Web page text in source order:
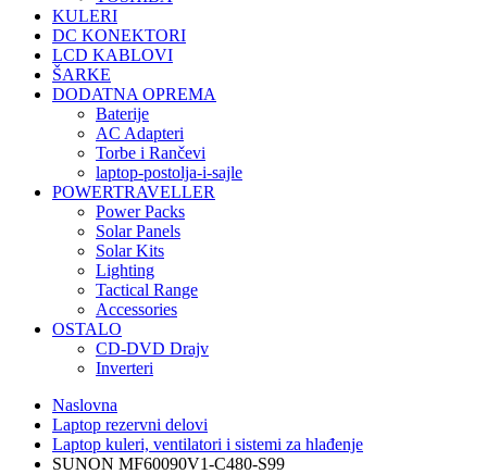
KULERI
DC KONEKTORI
LCD KABLOVI
ŠARKE
DODATNA OPREMA
Baterije
AC Adapteri
Torbe i Rančevi
laptop-postolja-i-sajle
POWERTRAVELLER
Power Packs
Solar Panels
Solar Kits
Lighting
Tactical Range
Accessories
OSTALO
CD-DVD Drajv
Inverteri
Naslovna
Laptop rezervni delovi
Laptop kuleri, ventilatori i sistemi za hlađenje
SUNON MF60090V1-C480-S99